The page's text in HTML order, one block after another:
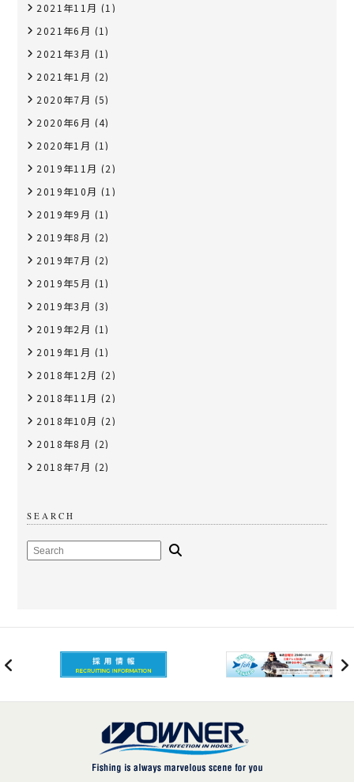
2021年11月 (1)
2021年6月 (1)
2021年3月 (1)
2021年1月 (2)
2020年7月 (5)
2020年6月 (4)
2020年1月 (1)
2019年11月 (2)
2019年10月 (1)
2019年9月 (1)
2019年8月 (2)
2019年7月 (2)
2019年5月 (1)
2019年3月 (3)
2019年2月 (1)
2019年1月 (1)
2018年12月 (2)
2018年11月 (2)
2018年10月 (2)
2018年8月 (2)
2018年7月 (2)
SEARCH